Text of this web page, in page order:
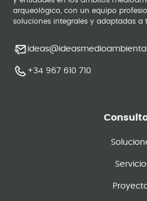
arqueológico, con un equipo
soluciones integrales y adaptadas a
+34 967 610 710